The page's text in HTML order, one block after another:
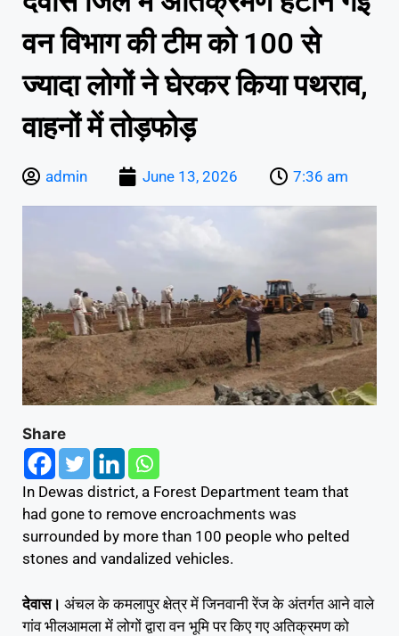
वन विभाग की टीम को 100 से
ज्यादा लोगों ने घेरकर किया पथराव,
वाहनों में तोड़फोड़
admin June 13, 2026 7:36 am
Share
In Dewas district, a Forest Department team that
had gone to remove encroachments was
surrounded by more than 100 people who pelted
stones and vandalized vehicles.
देवास। अंचल के कमलापुर क्षेत्र में जिनवानी रेंज के अंतर्गत आने वाले
गांव भीलआमला में लोगों द्वारा वन भूमि पर किए गए अतिक्रमण को